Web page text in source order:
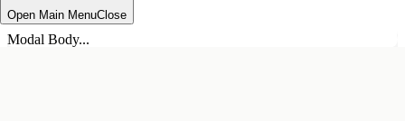
Open Main MenuClose
Modal Body...